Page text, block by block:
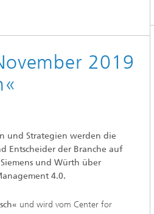
2019
und Strategien werden die
Entscheider der Branche auf
und Würth über
4.0.
und wird vom Center for